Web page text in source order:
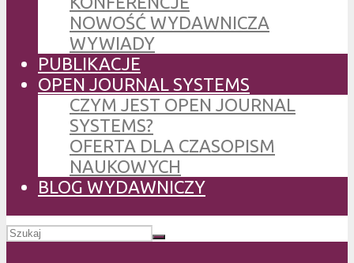
NOWOŚĆ WYDAWNICZA
WYWIADY
PUBLIKACJE
OPEN JOURNAL SYSTEMS
CZYM JEST OPEN JOURNAL
SYSTEMS?
OFERTA DLA CZASOPISM
NAUKOWYCH
BLOG WYDAWNICZY